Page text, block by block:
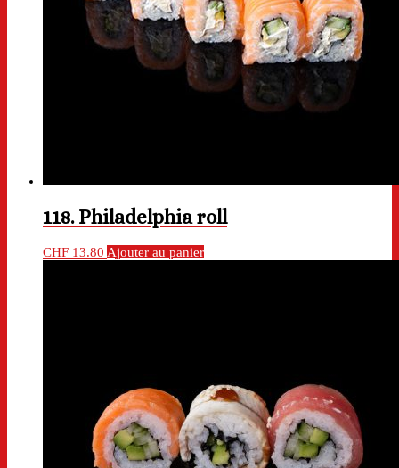
118. Philadelphia roll
CHF 13.80 Ajouter au panier